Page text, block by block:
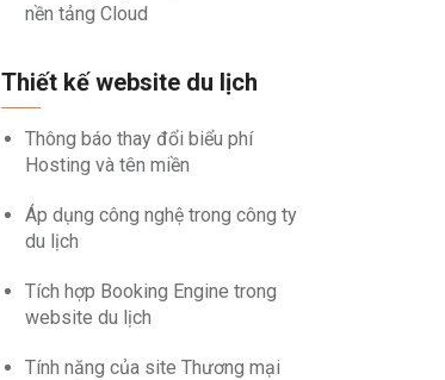
nền tảng Cloud
Thiết kế website du lịch
Thông báo thay đổi biểu phí
Hosting và tên miền
Áp dụng công nghệ trong công ty
du lịch
Tích hợp Booking Engine trong
website du lịch
Tính năng của site Thương mại